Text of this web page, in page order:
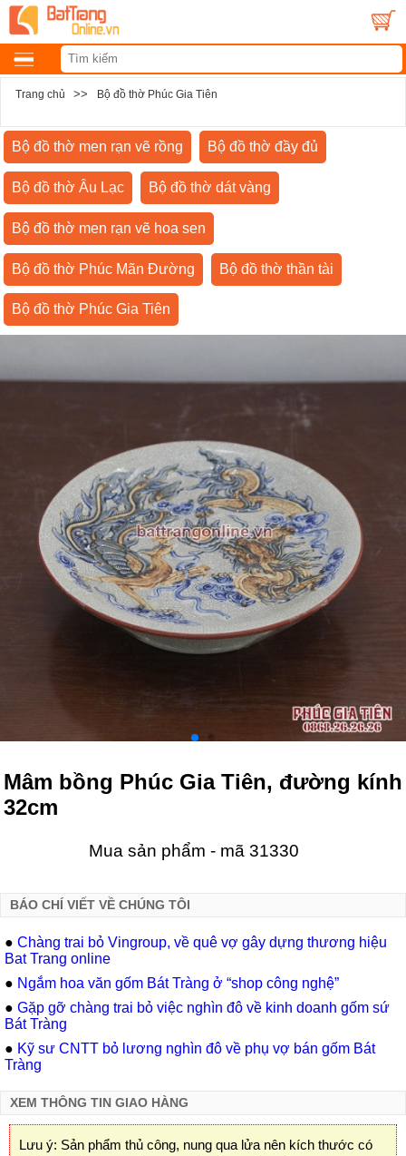
Trang chủ >> Bộ đồ thờ Phúc Gia Tiên
Bộ đồ thờ men rạn vẽ rồng Bộ đồ thờ đầy đủ
Bộ đồ thờ Âu Lạc Bộ đồ thờ dát vàng
Bộ đồ thờ men rạn vẽ hoa sen
Bộ đồ thờ Phúc Mãn Đường Bộ đồ thờ thần tài
Bộ đồ thờ Phúc Gia Tiên
Mâm bồng Phúc Gia Tiên, đường kính
32cm
Mua sản phẩm - mã 31330
BÁO CHÍ VIẾT VỀ CHÚNG TÔI
● Chàng trai bỏ Vingroup, về quê vợ gây dựng thương hiệu
Bat Trang online
● Ngắm hoa văn gốm Bát Tràng ở “shop công nghệ”
● Gặp gỡ chàng trai bỏ việc nghìn đô về kinh doanh gốm sứ
Bát Tràng
● Kỹ sư CNTT bỏ lương nghìn đô về phụ vợ bán gốm Bát
Tràng
XEM THÔNG TIN GIAO HÀNG
Lưu ý: Sản phẩm thủ công, nung qua lửa nên kích thước có